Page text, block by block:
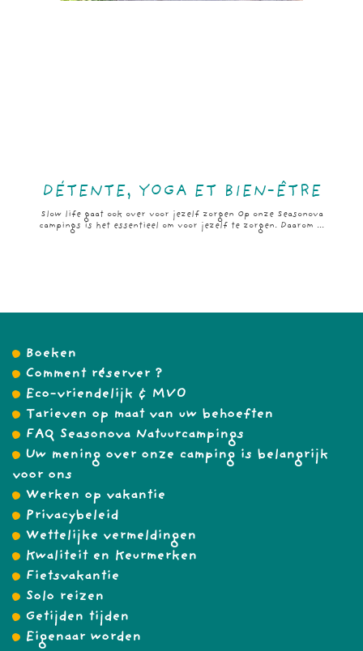
DÉTENTE, YOGA ET BIEN-ÊTRE
Slow life gaat ook over voor jezelf zorgen Op onze Seasonova
campings is het essentieel om voor jezelf te zorgen. Daarom ...
Boeken
Comment réserver ?
Eco-vriendelijk & MVO
Tarieven op maat van uw behoeften
FAQ Seasonova Natuurcampings
Uw mening over onze camping is belangrijk
voor ons
Werken op vakantie
Privacybeleid
Wettelijke vermeldingen
Kwaliteit en Keurmerken
Fietsvakantie
Solo reizen
Getijden tijden
Eigenaar worden